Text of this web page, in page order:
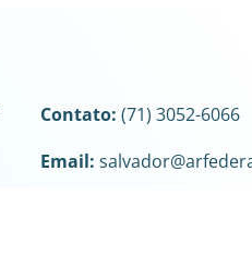
Contato: (71) 3052-6066
Email: